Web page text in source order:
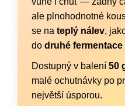
ale plnohodnotné
se na teplý nálev,
do druhé fermentace
Dostupný v balení 50
malé ochutnávky po
největší úsporou.